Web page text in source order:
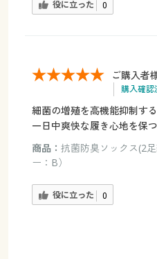
役に立った 0
ご購入者
購入確認
細菌の増殖を高機能抑制す
一日中爽快な履き心地を保
商品： 抗菌防臭ソックス(2
ー：B）
役に立った 0